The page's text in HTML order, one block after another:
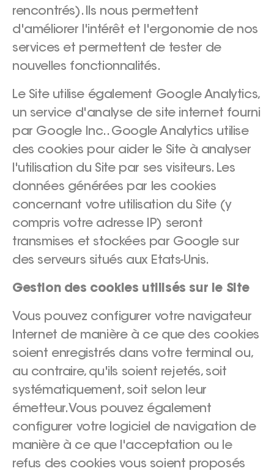
rencontrés). Ils nous permettent
d'améliorer l'intérêt et l'ergonomie de nos
services et permettent de tester de
nouvelles fonctionnalités.
Le Site utilise également Google Analytics,
un service d'analyse de site internet fourni
par Google Inc.. Google Analytics utilise
des cookies pour aider le Site à analyser
l'utilisation du Site par ses visiteurs. Les
données générées par les cookies
concernant votre utilisation du Site (y
compris votre adresse IP) seront
transmises et stockées par Google sur
des serveurs situés aux Etats-Unis.
Gestion des cookies utilisés sur le Site
Vous pouvez configurer votre navigateur
Internet de manière à ce que des cookies
soient enregistrés dans votre terminal ou,
au contraire, qu'ils soient rejetés, soit
systématiquement, soit selon leur
émetteur. Vous pouvez également
configurer votre logiciel de navigation de
manière à ce que l'acceptation ou le
refus des cookies vous soient proposés